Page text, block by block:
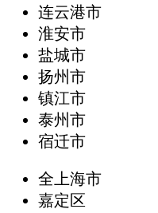
连云港市
淮安市
盐城市
扬州市
镇江市
泰州市
宿迁市
全上海市
嘉定区